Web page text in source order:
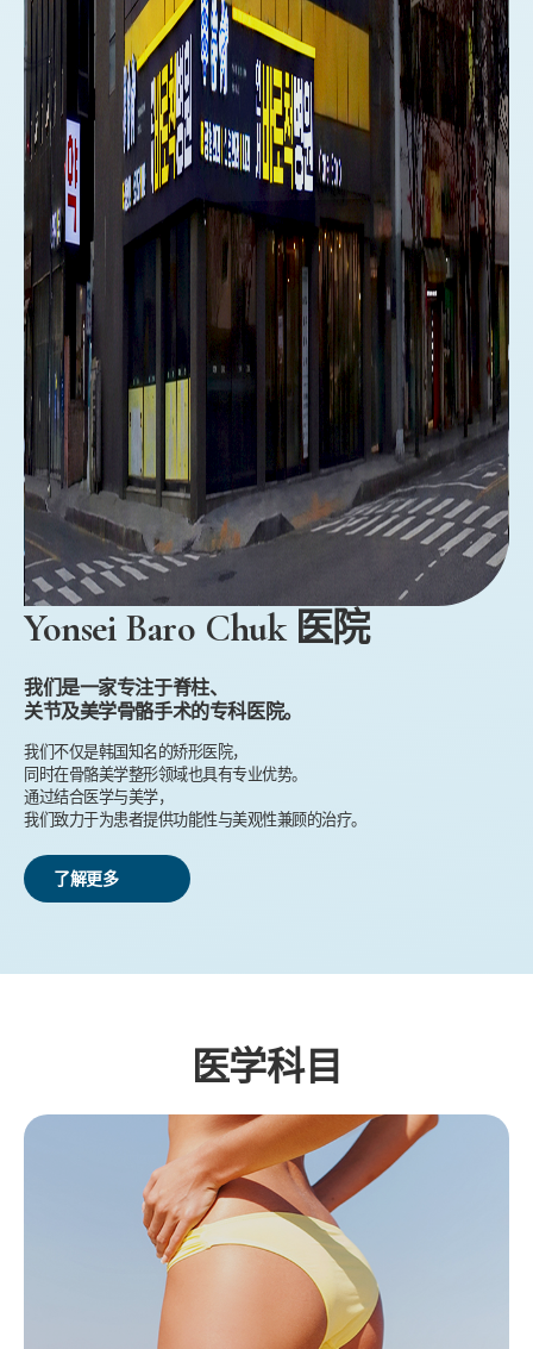
Yonsei Baro Chuk 医院
我们是一家专注于脊柱、
关节及美学骨骼手术的专科医院。
我们不仅是韩国知名的矫形医院，
同时在骨骼美学整形领域也具有专业优势。
通过结合医学与美学，
我们致力于为患者提供功能性与美观性兼顾的治疗。
了解更多
医学科目